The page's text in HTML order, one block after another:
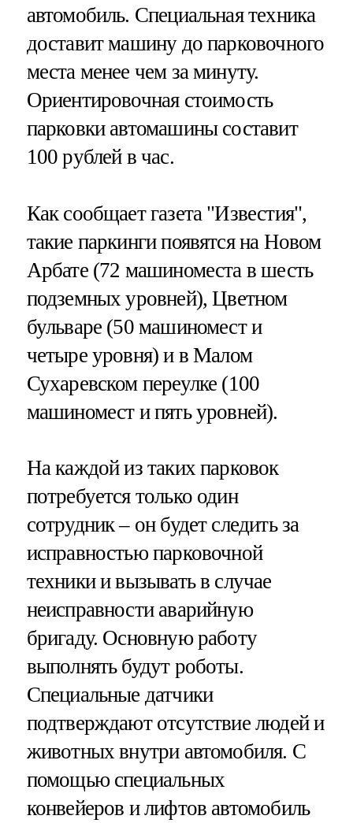
автомобиль. Специальная техника
доставит машину до парковочного
места менее чем за минуту.
Ориентировочная стоимость
парковки автомашины составит
100 рублей в час.
Как сообщает газета "Известия",
такие паркинги появятся на Новом
Арбате (72 машиноместа в шесть
подземных уровней), Цветном
бульваре (50 машиномест и
четыре уровня) и в Малом
Сухаревском переулке (100
машиномест и пять уровней).
На каждой из таких парковок
потребуется только один
сотрудник – он будет следить за
исправностью парковочной
техники и вызывать в случае
неисправности аварийную
бригаду. Основную работу
выполнять будут роботы.
Специальные датчики
подтверждают отсутствие людей и
животных внутри автомобиля. С
помощью специальных
конвейеров и лифтов автомобиль